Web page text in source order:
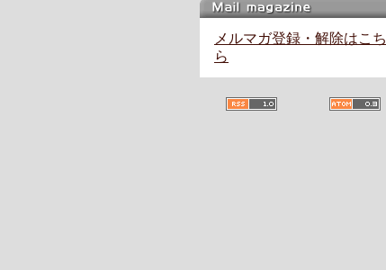
メルマガ登録・解除はこち
ら